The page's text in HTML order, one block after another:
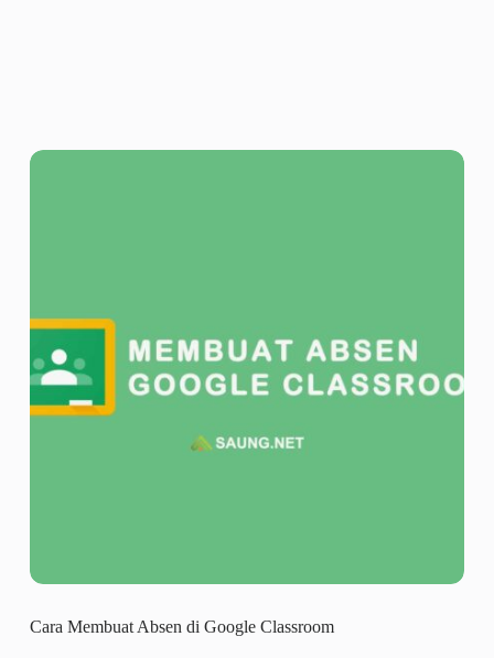
Cara Membuat Absen di Google Classroom